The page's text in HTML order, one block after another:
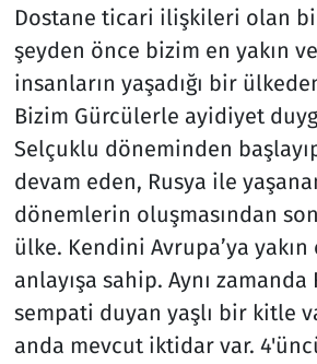
Dostane ticari ilişkileri olan
şeyden önce bizim en yakın
insanların yaşadığı bir
Bizim Gürcülerle ayidiyet
Selçuklu döneminden
devam eden, Rusya ile
dönemlerin oluşmasından
ülke. Kendini Avrupa’ya
anlayışa sahip. Aynı zamanda
sempati duyan yaşlı bir kitle
anda mevcut iktidar var.